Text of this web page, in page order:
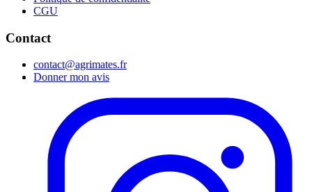
CGU
Contact
contact@agrimates.fr
Donner mon avis